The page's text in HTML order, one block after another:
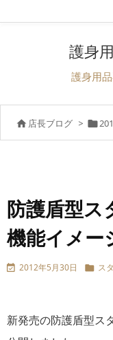
護身
護身用
 店長ブログ > 
防護盾型ス
機能イメー
 2012年5月30日  ス
新発売の防護盾型ス